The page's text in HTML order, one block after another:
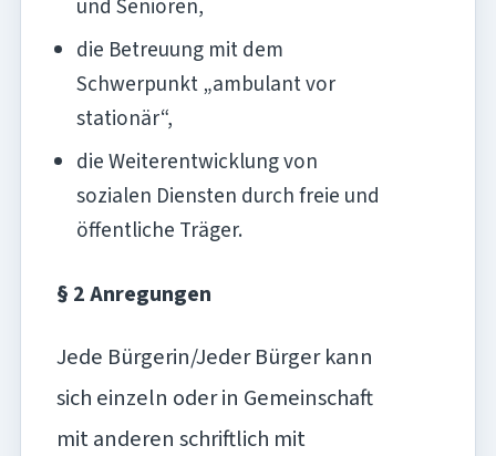
und Senioren,
die Betreuung mit dem
Schwerpunkt „ambulant vor
stationär“,
die Weiterentwicklung von
sozialen Diensten durch freie und
öffentliche Träger.
§ 2 Anregungen
Jede Bürgerin/Jeder Bürger kann
sich einzeln oder in Gemeinschaft
mit anderen schriftlich mit